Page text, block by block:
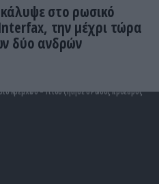
στο ρωσικό
την μέχρι τώρα
δύο ανδρών